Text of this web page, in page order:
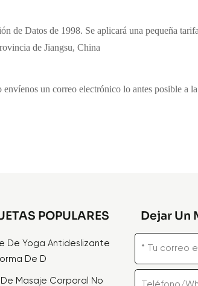
de Datos de 1998. Se aplicará una pequeña
de Jiangsu, China
un correo electrónico lo antes posible a
POPULARES
De Yoga Antideslizante
De D
De Masaje Corporal No
Dejar Un